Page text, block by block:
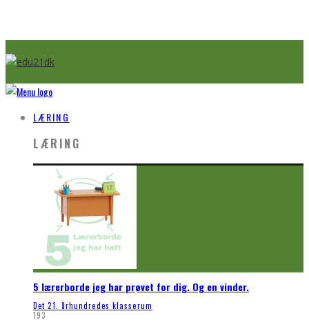
LÆRING
LÆRING
5 lærerborde jeg har prøvet for dig. Og en vinder.
Det 21. århundredes klasserum
193